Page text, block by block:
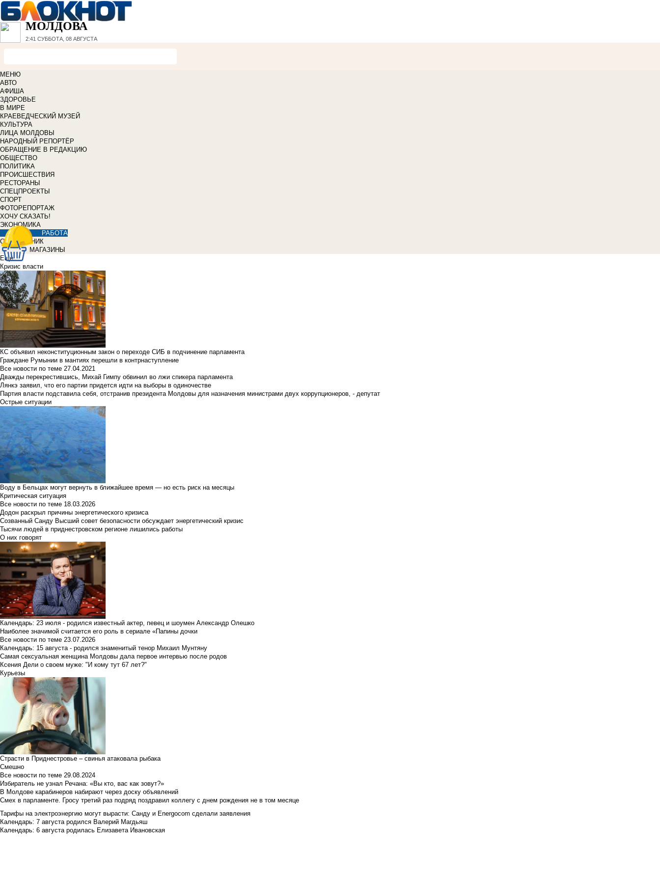
МОЛДОВА
2:41 СУББОТА, 08 АВГУСТА
МЕНЮ
АВТО
АФИША
ЗДОРОВЬЕ
В МИРЕ
КРАЕВЕДЧЕСКИЙ МУЗЕЙ
КУЛЬТУРА
ЛИЦА МОЛДОВЫ
НАРОДНЫЙ РЕПОРТЁР
ОБРАЩЕНИЕ В РЕДАКЦИЮ
ОБЩЕСТВО
ПОЛИТИКА
ПРОИСШЕСТВИЯ
РЕСТОРАНЫ
СПЕЦПРОЕКТЫ
СПОРТ
ФОТОРЕПОРТАЖ
ХОЧУ СКАЗАТЬ!
ЭКОНОМИКА
РАБОТА
СПРАВОЧНИК
МАГАЗИНЫ
Еще
Кризис власти
КС объявил неконституционным закон о переходе СИБ в подчинение парламента
Граждане Румынии в мантиях перешли в контрнаступление
Все новости по теме 27.04.2021
Дважды перекрестившись, Михай Гимпу обвинил во лжи спикера парламента
Лянкэ заявил, что его партии придется идти на выборы в одиночестве
Партия власти подставила себя, отстранив президента Молдовы для назначения министрами двух коррупционеров, - депутат
Острые ситуации
Воду в Бельцах могут вернуть в ближайшее время — но есть риск на месяцы
Критическая ситуация
Все новости по теме 18.03.2026
Додон раскрыл причины энергетического кризиса
Созванный Санду Высший совет безопасности обсуждает энергетический кризис
Тысячи людей в приднестровском регионе лишились работы
О них говорят
Календарь: 23 июля - родился известный актер, певец и шоумен Александр Олешко
Наиболее значимой считается его роль в сериале «Папины дочки
Все новости по теме 23.07.2026
Календарь: 15 августа - родился знаменитый тенор Михаил Мунтяну
Самая сексуальная женщина Молдовы дала первое интервью после родов
Ксения Дели о своем муже: "И кому тут 67 лет?"
Курьезы
Страсти в Приднестровье – свинья атаковала рыбака
Смешно
Все новости по теме 29.08.2024
Избиратель не узнал Речана: «Вы кто, вас как зовут?»
В Молдове карабинеров набирают через доску объявлений
Смех в парламенте. Гросу третий раз подряд поздравил коллегу с днем рождения не в том месяце
Тарифы на электроэнергию могут вырасти: Санду и Energocom сделали заявления
Календарь: 7 августа родился Валерий Магдьяш
Календарь: 6 августа родилась Елизавета Ивановская